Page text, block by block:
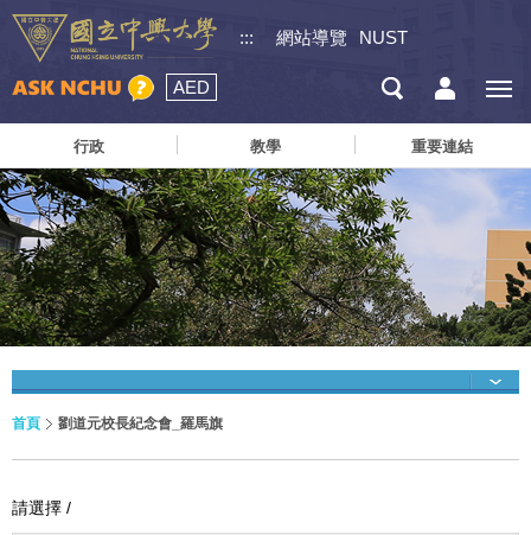
::: 網站導覽 NUST
AED
行政 教學 重要連結
首頁 劉道元校長紀念會_羅馬旗
請選擇 /